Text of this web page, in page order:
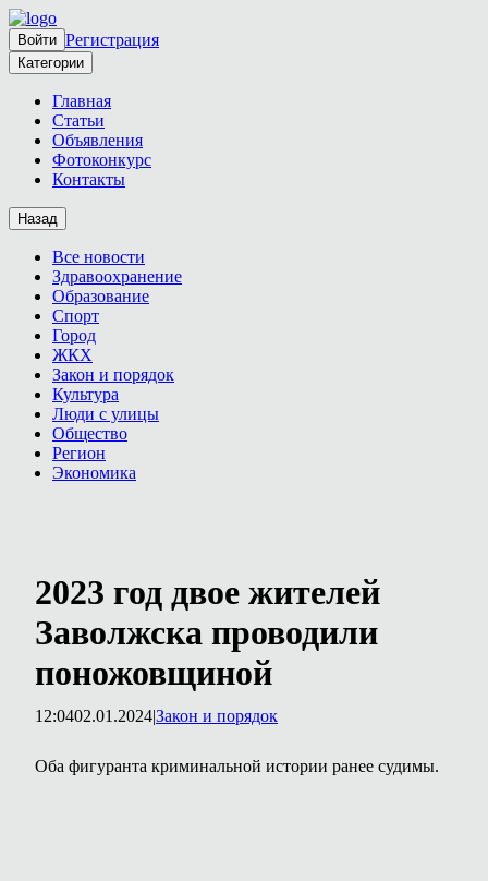
Войти Регистрация
Категории
Главная
Статьи
Объявления
Фотоконкурс
Контакты
Назад
Все новости
Здравоохранение
Образование
Спорт
Город
ЖКХ
Закон и порядок
Культура
Люди с улицы
Общество
Регион
Экономика
2023 год двое жителей
Заволжска проводили
поножовщиной
12:0402.01.2024|Закон и порядок
Оба фигуранта криминальной истории ранее судимы.